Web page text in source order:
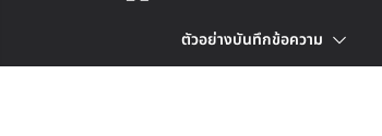
ตัวอย่างบันทึกข้อความ